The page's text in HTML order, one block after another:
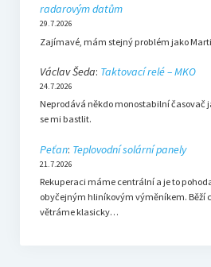
radarovým datům
29.7.2026
Zajímavé, mám stejný problém jako
Václav Šeda: Taktovací relé – MKO
24.7.2026
Neprodává někdo monostabilní časovač
se mi bastlit.
Peťan: Teplovodní solární panely
21.7.2026
Rekuperaci máme centrální a je to
obyčejným hliníkovým výměníkem. Běží
větráme klasicky…